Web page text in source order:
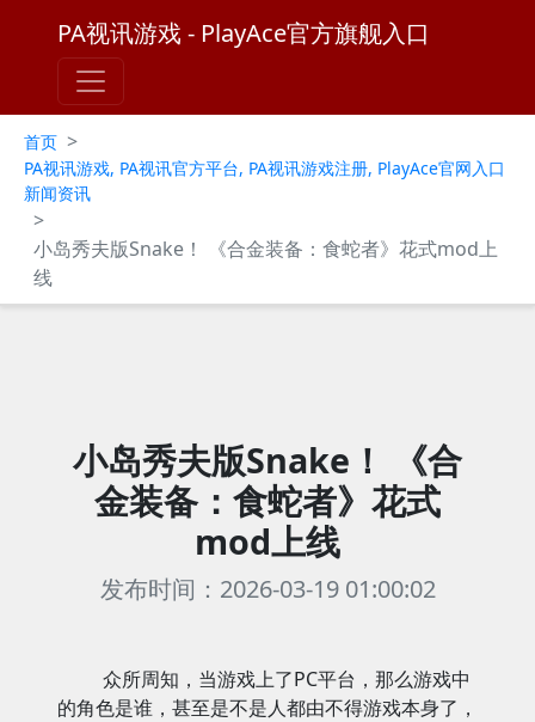
PA视讯游戏 - PlayAce官方旗舰入口
首页 >
PA视讯游戏, PA视讯官方平台, PA视讯游戏注册, PlayAce官网入口
新闻资讯
>
小岛秀夫版Snake！ 《合金装备：食蛇者》花式mod上
线
小岛秀夫版Snake！ 《合
金装备：食蛇者》花式
mod上线
发布时间：2026-03-19 01:00:02
众所周知，当游戏上了PC平台，那么游戏中
的角色是谁，甚至是不是人都由不得游戏本身了，